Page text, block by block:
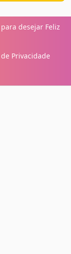
desejar Feliz
Privacidade